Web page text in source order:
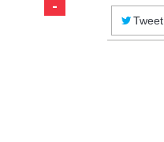
Tweet